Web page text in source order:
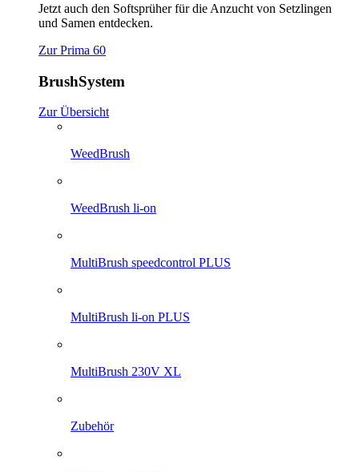
Jetzt auch den Softsprüher für die Anzucht von Setzlingen
und Samen entdecken.
Zur Prima 60
BrushSystem
Zur Übersicht
WeedBrush
WeedBrush li-on
MultiBrush speedcontrol PLUS
MultiBrush li-on PLUS
MultiBrush 230V XL
Zubehör